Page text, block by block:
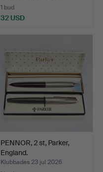
1 bud
32 USD
PENNOR, 2 st, Parker,
England.
Klubbades 23 jul 2026